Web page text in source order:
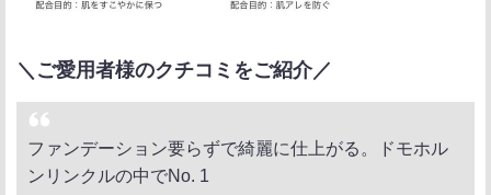
＼ご愛用者様のクチコミをご紹介／
ファンデーション要らずで綺麗に仕上がる。ドモホル
ンリンクルの中でNo. 1